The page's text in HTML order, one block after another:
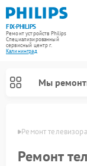
FIX-PHILIPS
Ремонт устройств Philips
Специализированный
cервисный центр г.
Калининград
Мы
Ремонт
Ремонт